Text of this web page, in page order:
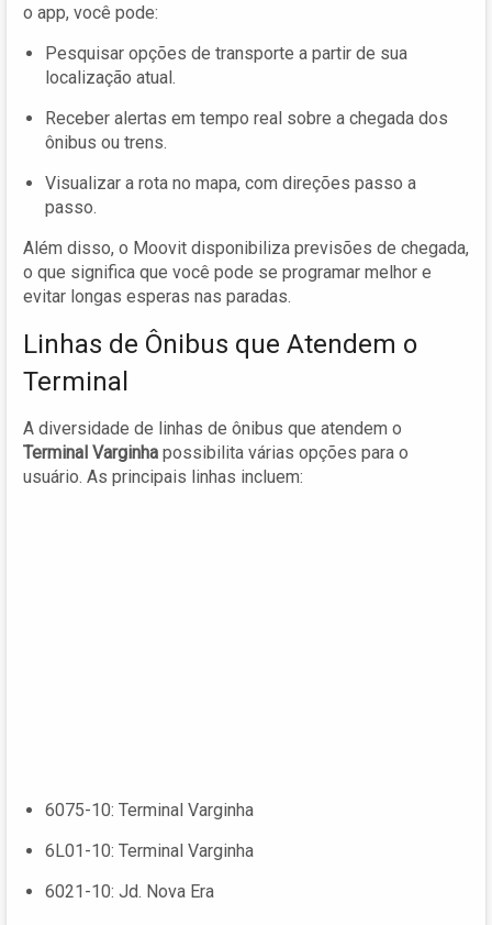
o app, você pode:
Pesquisar opções de transporte a partir de sua
localização atual.
Receber alertas em tempo real sobre a chegada dos
ônibus ou trens.
Visualizar a rota no mapa, com direções passo a
passo.
Além disso, o Moovit disponibiliza previsões de chegada,
o que significa que você pode se programar melhor e
evitar longas esperas nas paradas.
Linhas de Ônibus que Atendem o
Terminal
A diversidade de linhas de ônibus que atendem o
Terminal Varginha possibilita várias opções para o
usuário. As principais linhas incluem:
6075-10: Terminal Varginha
6L01-10: Terminal Varginha
6021-10: Jd. Nova Era